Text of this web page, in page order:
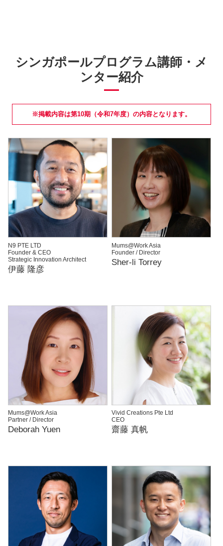
シンガポールプログラム講師・メ
ンター紹介
※掲載内容は第10期（令和7年度）の内容となります。
N9 PTE LTD
Founder & CEO
Strategic Innovation Architect
伊藤 隆彦
Mums@Work Asia
Founder / Director
Sher-li Torrey
Mums@Work Asia
Partner / Director
Deborah Yuen
Vivid Creations Pte Ltd
CEO
齋藤 真帆